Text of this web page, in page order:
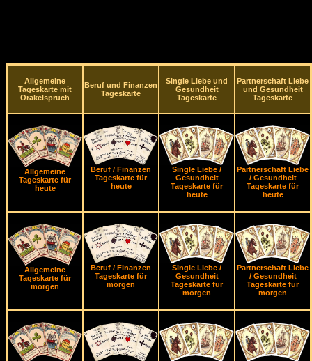
Allgemeine
Tageskarte mit
Orakelspruch
Beruf und Finanzen
Tageskarte
Single Liebe und
Gesundheit
Tageskarte
Partnerschaft Liebe
und Gesundheit
Tageskarte
Allgemeine
Tageskarte für
heute
Beruf / Finanzen
Tageskarte für
heute
Single Liebe /
Gesundheit
Tageskarte für
heute
Partnerschaft Liebe
/ Gesundheit
Tageskarte für
heute
Allgemeine
Tageskarte für
morgen
Beruf / Finanzen
Tageskarte für
morgen
Single Liebe /
Gesundheit
Tageskarte für
morgen
Partnerschaft Liebe
/ Gesundheit
Tageskarte für
morgen